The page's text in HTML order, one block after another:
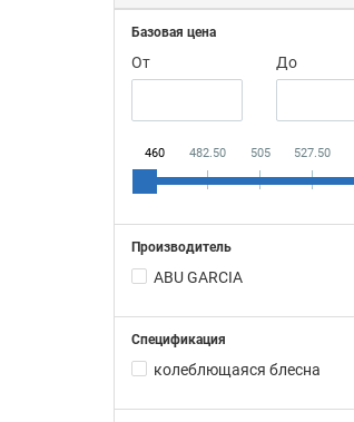
Базовая цена
От До
460 482.50 505 527.50
Производитель
ABU GARCIA
Спецификация
колеблющаяся блесна